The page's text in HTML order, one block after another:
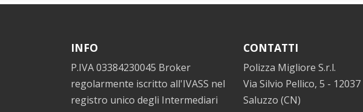
INFO
P.IVA 03384230045 Broker
regolarmente iscritto all'IVASS nel
registro unico degli Intermediari
CONTATTI
Polizza Migliore S.r.l.
Via Silvio Pellico, 5 - 12037
Saluzzo (CN)